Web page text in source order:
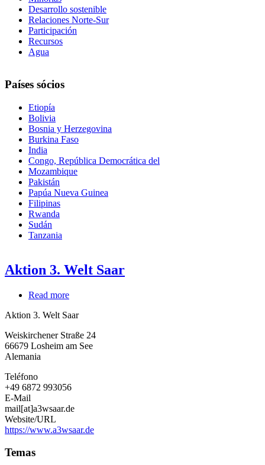
Desarrollo sostenible
Relaciones Norte-Sur
Participación
Recursos
Agua
Países sócios
Etiopía
Bolivia
Bosnia y Herzegovina
Burkina Faso
India
Congo, República Democrática del
Mozambique
Pakistán
Papúa Nueva Guinea
Filipinas
Rwanda
Sudán
Tanzania
Aktion 3. Welt Saar
Read more
3.
Saar
Aktion 3. Welt Saar
Weiskirchener Straße 24
66679 Losheim am See
Alemania
Teléfono
+49 6872 993056
E-Mail
mail[at]a3wsaar.de
Website/URL
https://www.a3wsaar.de
Temas